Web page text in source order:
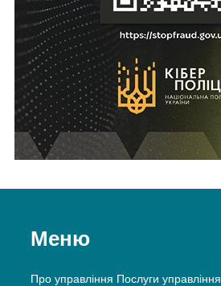
Меню
Про управління Послуги управління